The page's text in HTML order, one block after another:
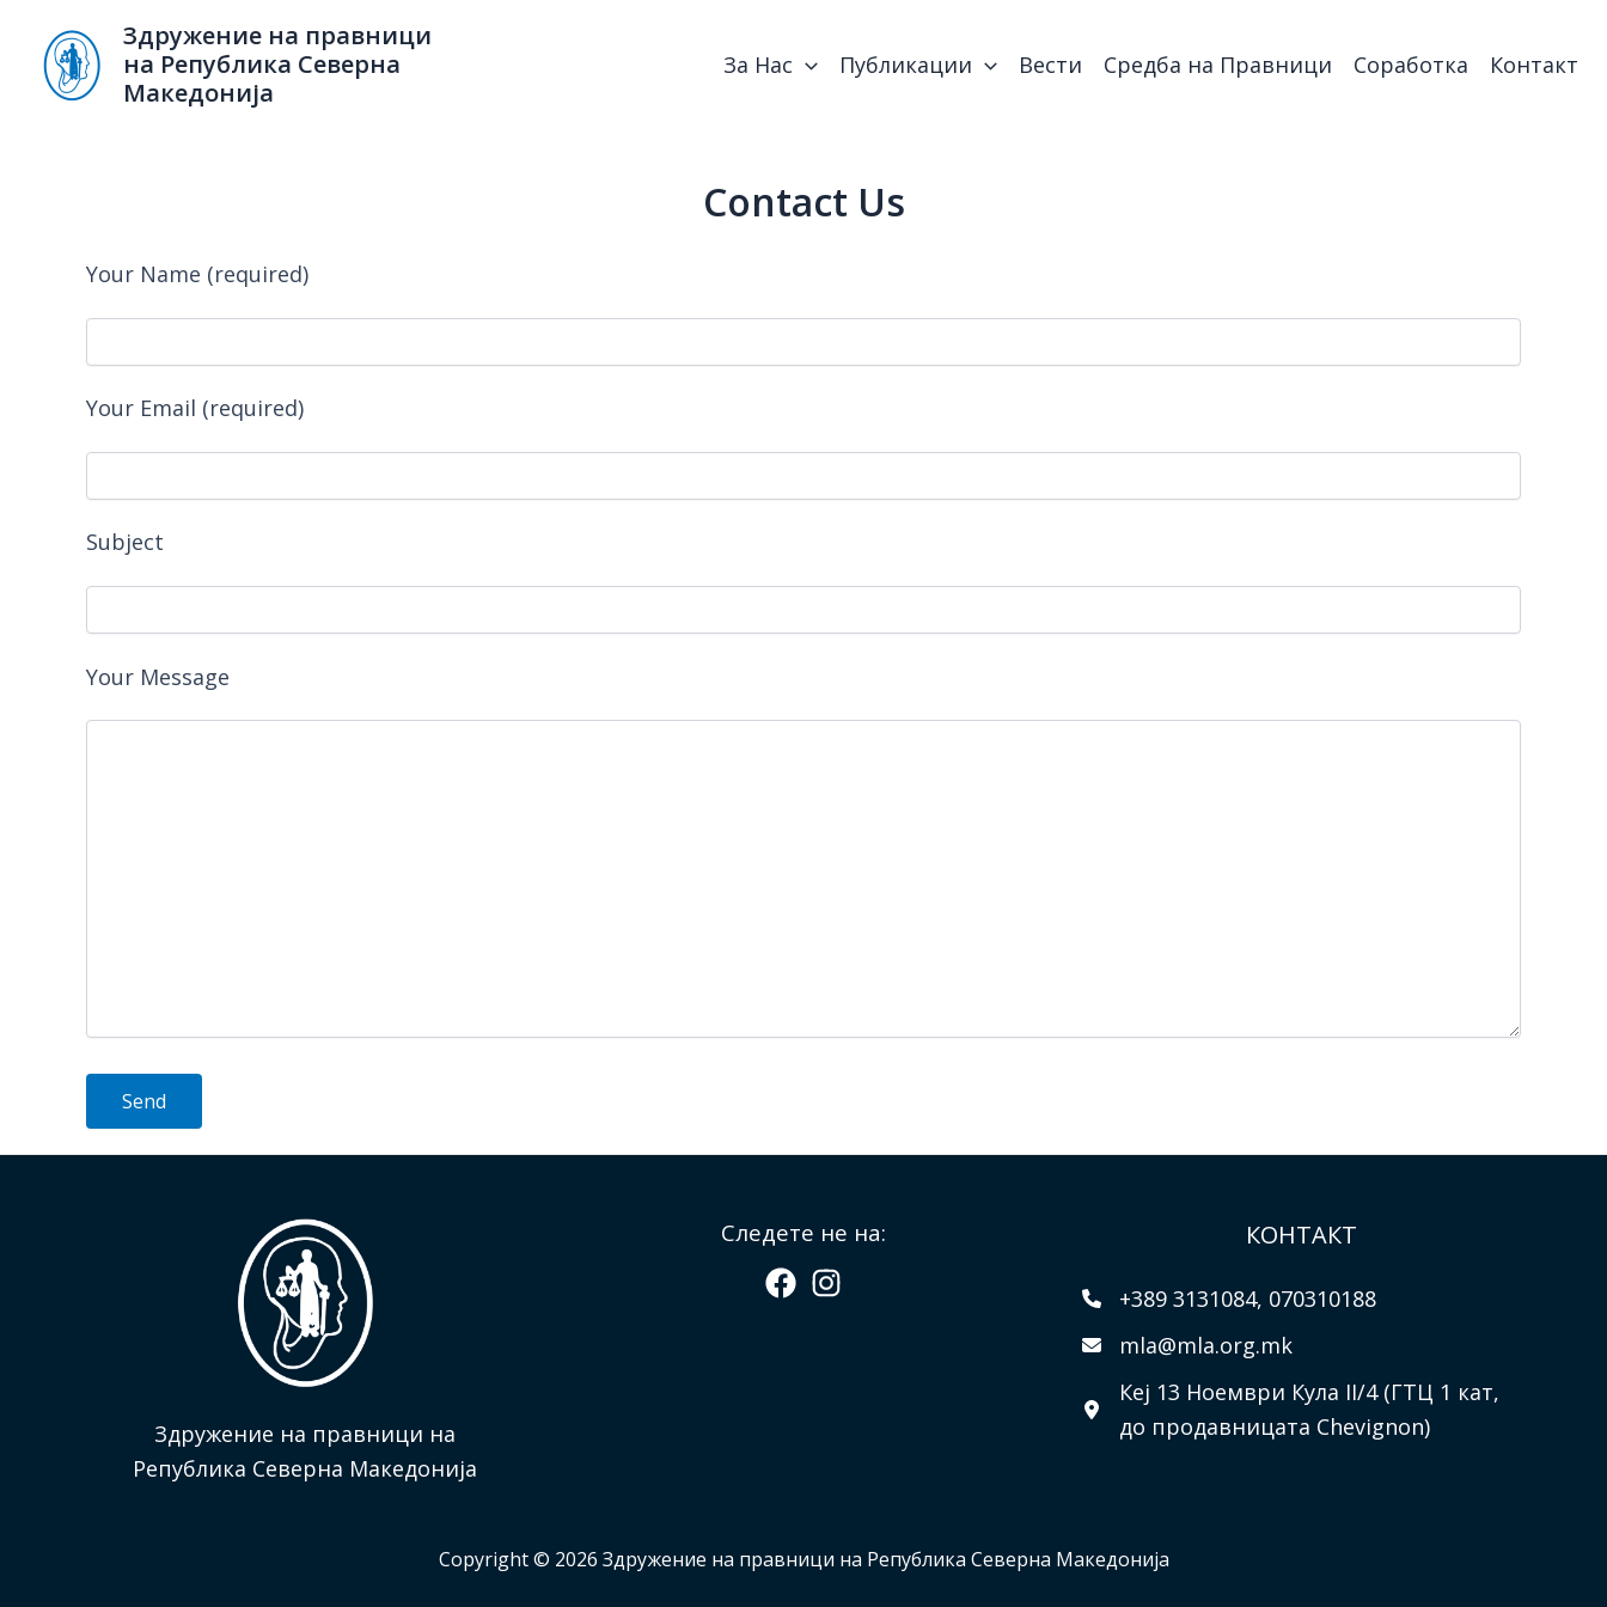
content
Здружение на правници
на Република Северна
Македонија
За Нас Публикации Вести Средба на Правници Соработка Контакт
Contact Us
Your Name (required)
Your Email (required)
Subject
Your Message
Здружение на правници на
Република Северна Македонија
Следете не на: КОНТАКТ
+389 3131084, 070310188
mla@mla.org.mk
Кеј 13 Ноември Кула II/4 (ГТЦ 1 кат,
до продавницата Chevignon)
Copyright © 2026 Здружение на правници на Република Северна Македонија